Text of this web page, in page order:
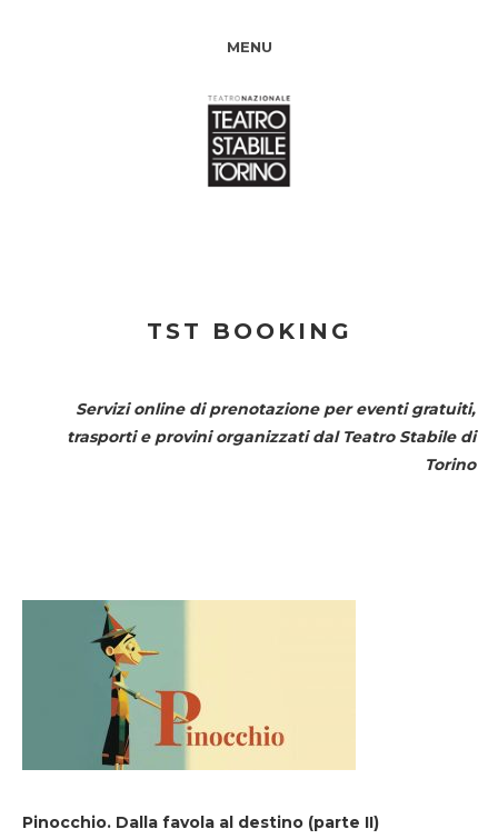
MENU
TST BOOKING
Servizi online di prenotazione per eventi gratuiti,
trasporti e provini organizzati dal Teatro Stabile di
Torino
Pinocchio. Dalla favola al destino (parte II)